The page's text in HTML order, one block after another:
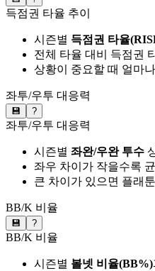
득점권 타율 추이
시즌별 득점권 타율
전체 타율 대비 득점권
상황이 중요할 때 얼마
좌투/우투 대응력
💾 ?
좌투/우투 대응력
시즌별 좌완/우완 투수
좌우 차이가 작을수록
큰 차이가 있으면 플래
BB/K 비율
💾 ?
BB/K 비율
시즌별 볼넷 비율(BB%)